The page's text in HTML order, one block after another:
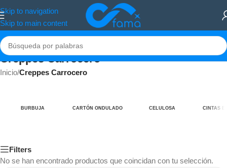
Skip to navigation
Skip to main content
Creppes Carrocero
Inicio/Creppes Carrocero
BURBUJA CARTÓN ONDULADO CELULOSA CINTAS
Filters
No se han encontrado productos que coincidan con tu selección.